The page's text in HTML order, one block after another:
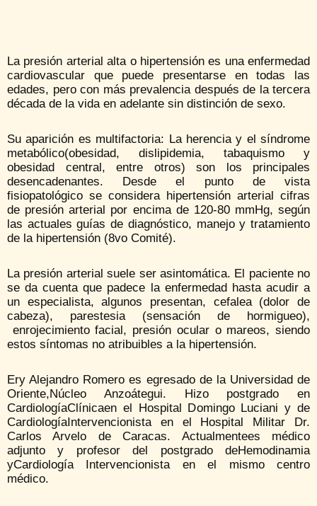
La presión arterial alta o hipertensión es una enfermedad
cardiovascular que puede presentarse en todas las
edades, pero con más prevalencia después de la tercera
década de la vida en adelante sin distinción de sexo.
Su aparición es multifactoria: La herencia y el síndrome
metabólico(obesidad, dislipidemia, tabaquismo y
obesidad central, entre otros) son los principales
desencadenantes. Desde el punto de vista
fisiopatológico se considera hipertensión arterial cifras
de presión arterial por encima de 120-80 mmHg, según
las actuales guías de diagnóstico, manejo y tratamiento
de la hipertensión (8vo Comité).
La presión arterial suele ser asintomática. El paciente no
se da cuenta que padece la enfermedad hasta acudir a
un especialista, algunos presentan, cefalea (dolor de
cabeza), parestesia (sensación de hormigueo),
enrojecimiento facial, presión ocular o mareos, siendo
estos síntomas no atribuibles a la hipertensión.
Ery Alejandro Romero es egresado de la Universidad de
Oriente,Núcleo Anzoátegui. Hizo postgrado en
CardiologíaClínicaen el Hospital Domingo Luciani y de
CardiologíaIntervencionista en el Hospital Militar Dr.
Carlos Arvelo de Caracas. Actualmentees médico
adjunto y profesor del postgrado deHemodinamia
yCardiología Intervencionista en el mismo centro
médico.